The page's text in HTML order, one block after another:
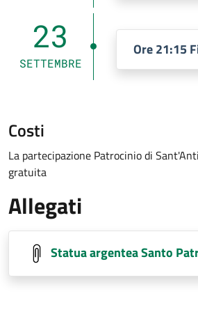
23
SETTEMBRE
Ore 21:15
Costi
La partecipazione Patrocinio di
gratuita
Allegati
Statua argentea Santo